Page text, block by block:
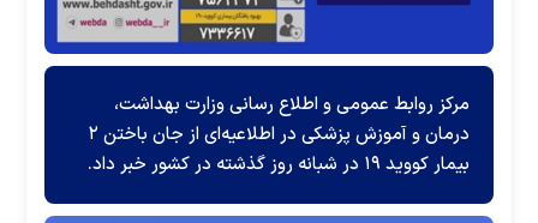
مرکز روابط عمومی و اطلاع رسانی وزارت بهداشت،
درمان و آموزش پزشکی در اطلاعیه‌ای از جان باختن ۲
بیمار کووید ۱۹ در شبانه روز گذشته در کشور خبر داد.